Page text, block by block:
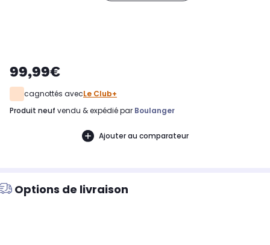
99,99€
cagnottés avecLe Club+
produit neuf vendu & expédié par Boulanger
Ajouter au comparateur
Options de livraison